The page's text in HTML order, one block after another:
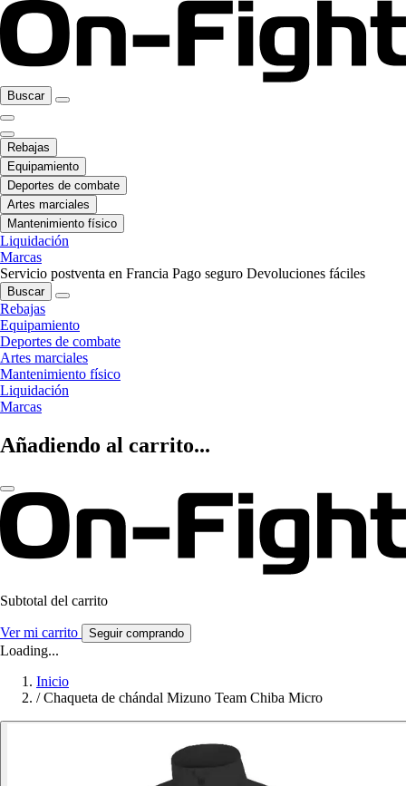
Buscar
Rebajas
Equipamiento
Deportes de combate
Artes marciales
Mantenimiento físico
Liquidación
Marcas
Servicio postventa en Francia Pago seguro Devoluciones fáciles
Buscar
Rebajas
Equipamiento
Deportes de combate
Artes marciales
Mantenimiento físico
Liquidación
Marcas
Añadiendo al carrito...
Subtotal del carrito
Ver mi carrito Seguir comprando
Loading...
Inicio
/ Chaqueta de chándal Mizuno Team Chiba Micro